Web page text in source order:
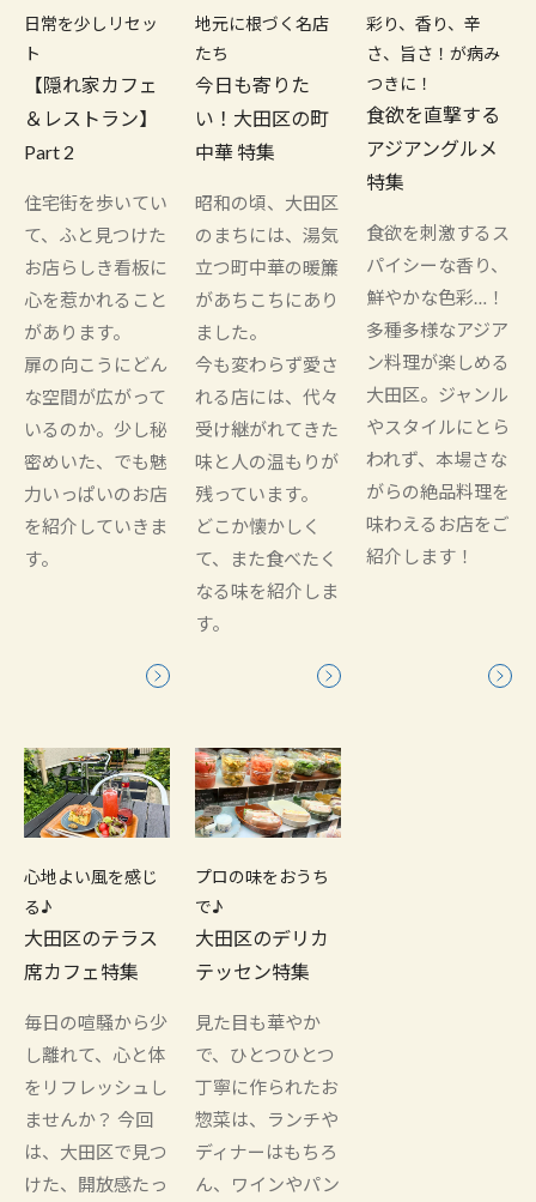
日常を少しリセッ
ト
【隠れ家カフェ
＆レストラン】
Part 2
住宅街を歩いてい
て、ふと見つけた
お店らしき看板に
心を惹かれること
があります。
扉の向こうにどん
な空間が広がって
いるのか。少し秘
密めいた、でも魅
力いっぱいのお店
を紹介していきま
す。
地元に根づく名店
たち
今日も寄りた
い！大田区の町
中華 特集
昭和の頃、大田区
のまちには、湯気
立つ町中華の暖簾
があちこちにあり
ました。
今も変わらず愛さ
れる店には、代々
受け継がれてきた
味と人の温もりが
残っています。
どこか懐かしく
て、また食べたく
なる味を紹介しま
す。
彩り、香り、辛
さ、旨さ！が病み
つきに！
食欲を直撃する
アジアングルメ
特集
食欲を刺激するス
パイシーな香り、
鮮やかな色彩…！
多種多様なアジア
ン料理が楽しめる
大田区。ジャンル
やスタイルにとら
われず、本場さな
がらの絶品料理を
味わえるお店をご
紹介します！
心地よい風を感じ
る♪
大田区のテラス
席カフェ特集
毎日の喧騒から少
し離れて、心と体
をリフレッシュし
ませんか？ 今回
は、大田区で見つ
けた、開放感たっ
プロの味をおうち
で♪
大田区のデリカ
テッセン特集
見た目も華やか
で、ひとつひとつ
丁寧に作られたお
惣菜は、ランチや
ディナーはもちろ
ん、ワインやパン